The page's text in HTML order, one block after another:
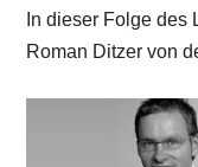
In dieser Folge des
Roman Ditzer von